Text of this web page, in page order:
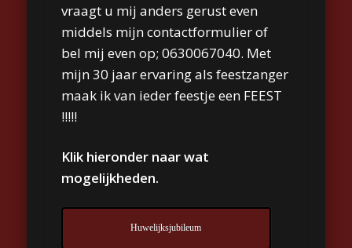
vraagt u mij anders gerust even
middels mijn contactformulier of
bel mij even op; 0630067040. Met
mijn 30 jaar ervaring als feestzanger
maak ik van ieder feestje een FEEST
!!!!!
Klik hieronder naar wat
mogelijkheden.
Huwelijksjubileum